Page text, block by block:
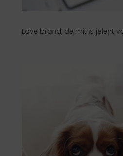
Love brand, de mit is jelent